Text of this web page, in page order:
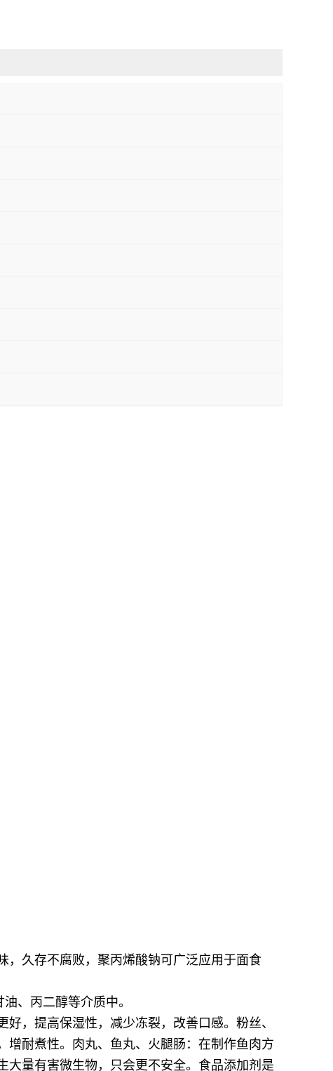
，久存不腐败，聚丙烯酸钠可广泛应用于面食
、丙二醇等介质中。
，提高保湿性，减少冻裂，改善口感。粉丝、
耐煮性。肉丸、鱼丸、火腿肠：在制作鱼肉方
量有害微生物，只会更不安全。食品添加剂是